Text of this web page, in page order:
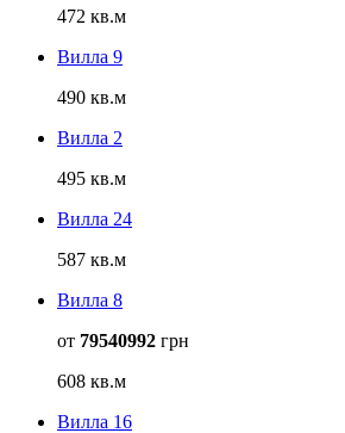
472 кв.м
Вилла 9
490 кв.м
Вилла 2
495 кв.м
Вилла 24
587 кв.м
Вилла 8
от 79540992 грн
608 кв.м
Вилла 16